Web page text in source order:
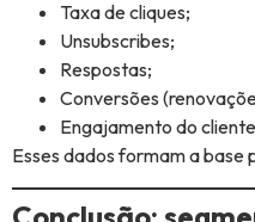
Taxa de cliques;
Unsubscribes;
Respostas;
Conversões
Engajamento do
Esses dados formam a base